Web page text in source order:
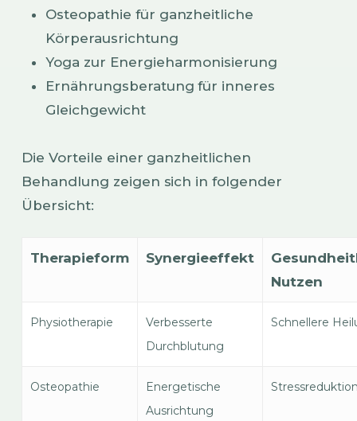
Osteopathie für ganzheitliche
Körperausrichtung
Yoga zur Energieharmonisierung
Ernährungsberatung für inneres
Gleichgewicht
Die Vorteile einer ganzheitlichen
Behandlung zeigen sich in folgender
Übersicht:
Therapieform Synergieeffekt
Nutzen
Physiotherapie
Verbesserte
Durchblutung
Schnellere
Osteopathie
Energetische
Ausrichtung